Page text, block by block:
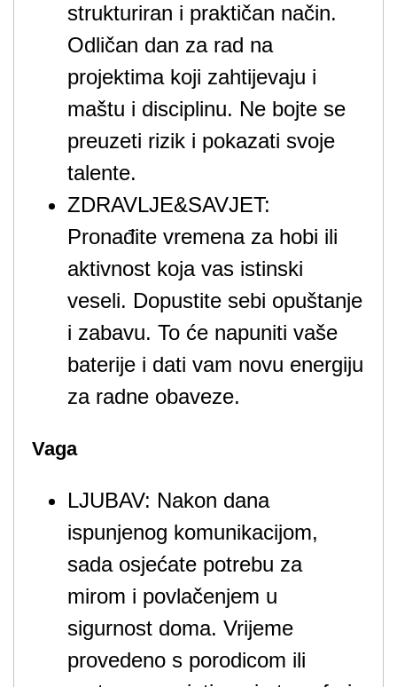
strukturiran i praktičan način.
Odličan dan za rad na
projektima koji zahtijevaju i
maštu i disciplinu. Ne bojte se
preuzeti rizik i pokazati svoje
talente.
ZDRAVLJE&SAVJET:
Pronađite vremena za hobi ili
aktivnost koja vas istinski
veseli. Dopustite sebi opuštanje
i zabavu. To će napuniti vaše
baterije i dati vam novu energiju
za radne obaveze.
Vaga
LJUBAV: Nakon dana
ispunjenog komunikacijom,
sada osjećate potrebu za
mirom i povlačenjem u
sigurnost doma. Vrijeme
provedeno s porodicom ili